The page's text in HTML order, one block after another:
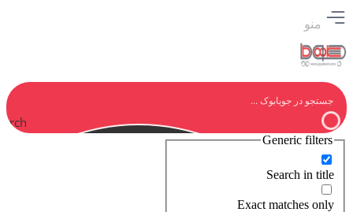
منو
Generic filters
Search in title
Exact matches only